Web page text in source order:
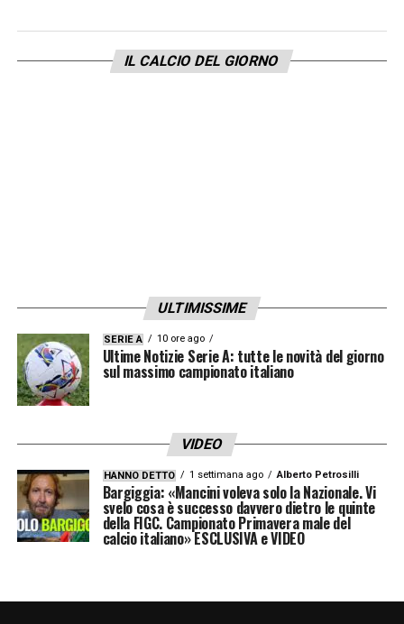
IL CALCIO DEL GIORNO
ULTIMISSIME
SERIE A 10 ore ago
Ultime Notizie Serie A: tutte le novità del giorno
sul massimo campionato italiano
VIDEO
HANNO DETTO 1 settimana ago Alberto Petrosilli
Bargiggia: «Mancini voleva solo la Nazionale. Vi
svelo cosa è successo davvero dietro le quinte
della FIGC. Campionato Primavera male del
calcio italiano» ESCLUSIVA e VIDEO